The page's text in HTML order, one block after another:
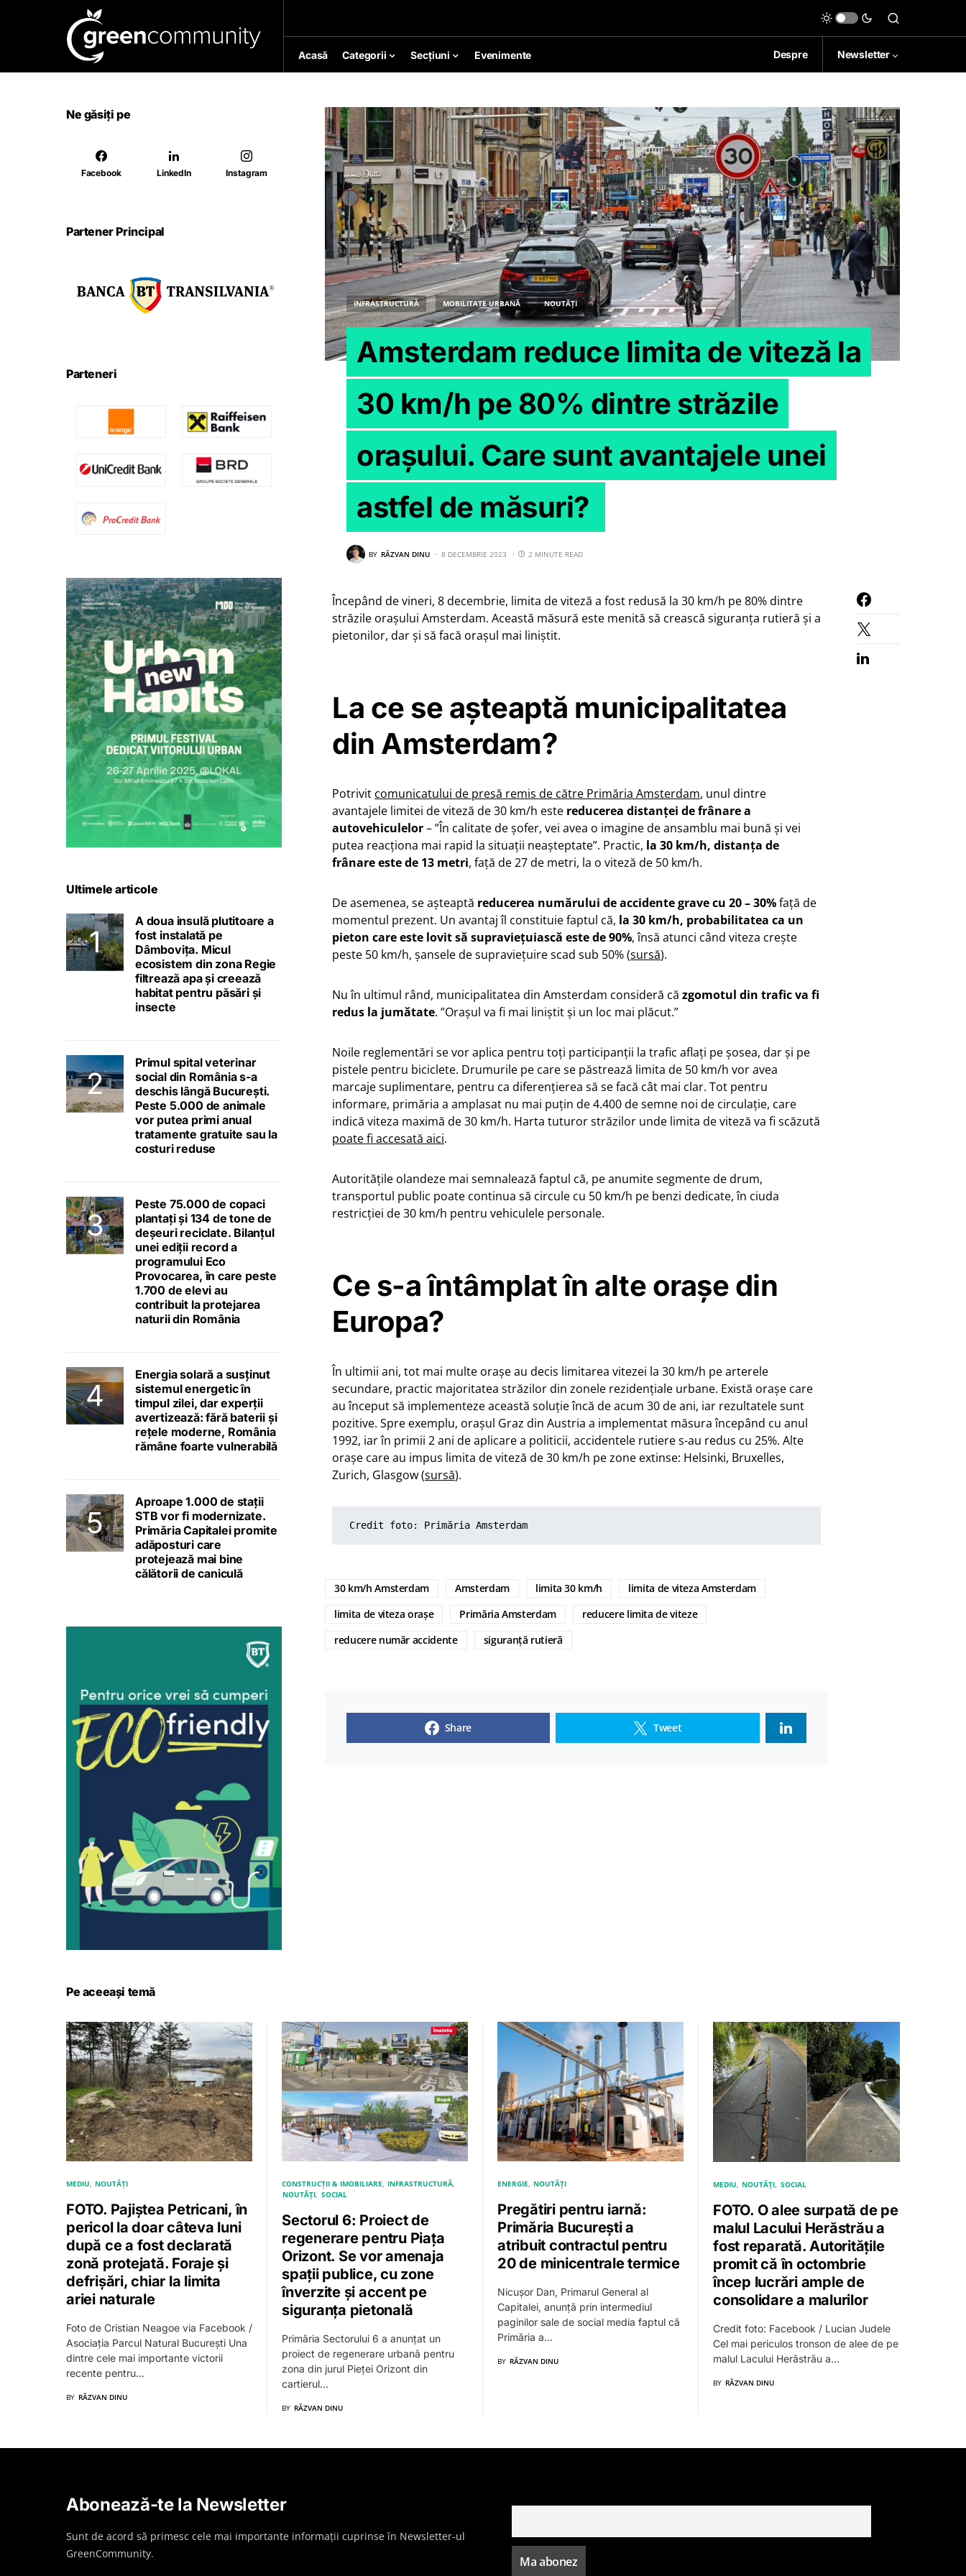
Acasă Categorii Secțiuni Evenimente Despre Newsletter
INFRASTRUCTURĂ MOBILITATE URBANĂ NOUTĂȚI
Amsterdam reduce limita de viteză la
30 km/h pe 80% dintre străzile
orașului. Care sunt avantajele unei
astfel de măsuri?
BY RĂZVAN DINU 8 DECEMBRIE 2023 2 MINUTE READ
Începând de vineri, 8 decembrie, limita de viteză a fost redusă la 30 km/h pe 80% dintre
străzile orașului Amsterdam. Această măsură este menită să crească siguranța rutieră și a
pietonilor, dar și să facă orașul mai liniștit.
La ce se așteaptă municipalitatea
din Amsterdam?
Potrivit comunicatului de presă remis de către Primăria Amsterdam, unul dintre
avantajele limitei de viteză de 30 km/h este reducerea distanței de frânare a
autovehiculelor– ”În calitate de șofer, vei avea o imagine de ansamblu mai bună și vei
putea reacționa mai rapid la situații neașteptate”. Practic, la 30 km/h, distanța de
frânare este de 13 metri, față de 27 de metri, la o viteză de 50 km/h.
De asemenea, se așteaptă reducerea numărului de accidente grave cu 20 – 30%față de
momentul prezent. Un avantaj îl constituie faptul că, la 30 km/h, probabilitatea ca un
pieton care este lovit să supraviețuiască este de 90%, însă atunci când viteza crește
peste 50 km/h, șansele de supraviețuire scad sub 50% (sursă).
Nu în ultimul rând, municipalitatea din Amsterdam consideră că zgomotul din trafic va fi
redus la jumătate. ”Orașul va fi mai liniștit și un loc mai plăcut.”
Noile reglementări se vor aplica pentru toți participanții la trafic aflați pe șosea, dar și pe
pistele pentru biciclete. Drumurile pe care se păstrează limita de 50 km/h vor avea
marcaje suplimentare, pentru ca diferențierea să se facă cât mai clar. Tot pentru
informare, primăria a amplasat nu mai puțin de 4.400 de semne noi de circulație, care
indică viteza maximă de 30 km/h. Harta tuturor străzilor unde limita de viteză va fi scăzută
poate fi accesată aici.
Autoritățile olandeze mai semnalează faptul că, pe anumite segmente de drum,
transportul public poate continua să circule cu 50 km/h pe benzi dedicate, în ciuda
restricției de 30 km/h pentru vehiculele personale.
Ce s-a întâmplat în alte orașe din
Europa?
În ultimii ani, tot mai multe orașe au decis limitarea vitezei la 30 km/h pe arterele
secundare, practic majoritatea străzilor din zonele rezidențiale urbane. Există orașe care
au început să implementeze această soluție încă de acum 30 de ani, iar rezultatele sunt
pozitive. Spre exemplu, orașul Graz din Austria a implementat măsura începând cu anul
1992, iar în primii 2 ani de aplicare a politicii, accidentele rutiere s-au redus cu 25%. Alte
orașe care au impus limita de viteză de 30 km/h pe zone extinse: Helsinki, Bruxelles,
Zurich, Glasgow (sursă).
Credit foto: Primăria Amsterdam
30 km/h Amsterdam Amsterdam limita 30 km/h
limita de viteza Amsterdam
limita de viteza orașe
Primăria Amsterdam
reducere limita de viteze
reducere număr accidente
siguranță rutieră
Share Tweet
Ne găsiți pe
Facebook LinkedIn Instagram
Partener Principal
Parteneri
Ultimele articole
A doua insulă plutitoare a
fost instalată pe
Dâmbovița. Micul
ecosistem din zona Regie
filtrează apa și creează
habitat pentru păsări și
insecte
Primul spital veterinar
social din România s-a
deschis lângă București.
Peste 5.000 de animale
vor putea primi anual
tratamente gratuite sau la
costuri reduse
Peste 75.000 de copaci
plantați și 134 de tone de
deșeuri reciclate. Bilanțul
unei ediții record a
programului Eco
Provocarea, în care peste
1.700 de elevi au
contribuit la protejarea
naturii din România
Energia solară a susținut
sistemul energetic în
timpul zilei, dar experții
avertizează: fără baterii și
rețele moderne, România
rămâne foarte vulnerabilă
Aproape 1.000 de stații
STB vor fi modernizate.
Primăria Capitalei promite
adăposturi care
protejează mai bine
călătorii de caniculă
Pe aceeași temă
MEDIU NOUTĂȚI
FOTO. Pajiștea Petricani, în
pericol la doar câteva luni
după ce a fost declarată
zonă protejată. Foraje și
defrișări, chiar la limita
ariei naturale
Foto de Cristian Neagoe via Facebook /
Asociația Parcul Natural București Una
dintre cele mai importante victorii
recente pentru…
BY RĂZVAN DINU
CONSTRUCȚII & IMOBILIARE INFRASTRUCTURĂ
NOUTĂȚI SOCIAL
Sectorul 6: Proiect de
regenerare pentru Piața
Orizont. Se vor amenaja
spații publice, cu zone
înverzite și accent pe
siguranța pietonală
Primăria Sectorului 6 a anunțat un
proiect de regenerare urbană pentru
zona din jurul Pieței Orizont din
cartierul…
BY RĂZVAN DINU
ENERGIE NOUTĂȚI
Pregătiri pentru iarnă:
Primăria București a
atribuit contractul pentru
20 de minicentrale termice
Nicușor Dan, Primarul General al
Capitalei, anunță prin intermediul
paginilor sale de social media faptul că
Primăria a…
BY RĂZVAN DINU
MEDIU NOUTĂȚI SOCIAL
FOTO. O alee surpată de pe
malul Lacului Herăstrău a
fost reparată. Autoritățile
promit că în octombrie
încep lucrări ample de
consolidare a malurilor
Credit foto: Facebook / Lucian Judele
Cel mai periculos tronson de alee de pe
malul Lacului Herăstrău a…
BY RĂZVAN DINU
Abonează-te la Newsletter
Sunt de acord să primesc cele mai importante informații cuprinse în Newsletter-ul
GreenCommunity.